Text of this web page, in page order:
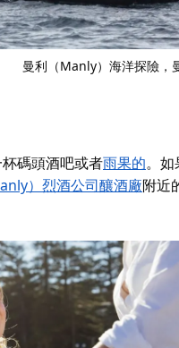
曼利（Manly）海洋探險，
碼頭酒吧或者雨果的。
）烈酒公司釀酒廠附近